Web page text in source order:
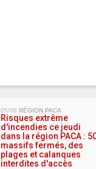
05/08 RÉGION PACA
Risques extrême
d'incendies ce jeudi
dans la région PACA :
massifs fermés, des
plages et calanques
interdites d'accès